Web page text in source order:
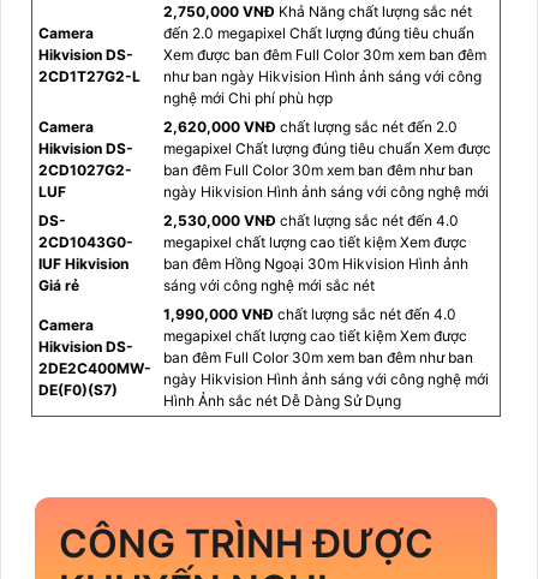
Camera
Hikvision DS-
2CD1T27G2-L
2,750,000 VNĐ Khả Năng chất lượng sắc nét
đến 2.0 megapixel Chất lượng đúng tiêu chuẩn
Xem được ban đêm Full Color 30m xem ban đêm
như ban ngày Hikvision Hình ảnh sáng với công
nghệ mới Chi phí phù hợp
Camera
Hikvision DS-
2CD1027G2-
LUF
2,620,000 VNĐ chất lượng sắc nét đến 2.0
megapixel Chất lượng đúng tiêu chuẩn Xem được
ban đêm Full Color 30m xem ban đêm như ban
ngày Hikvision Hình ảnh sáng với công nghệ mới
DS-
2CD1043G0-
IUF Hikvision
Giá rẻ
2,530,000 VNĐ chất lượng sắc nét đến 4.0
megapixel chất lượng cao tiết kiệm Xem được
ban đêm Hồng Ngoại 30m Hikvision Hình ảnh
sáng với công nghệ mới sắc nét
Camera
Hikvision DS-
2DE2C400MW-
DE(F0)(S7)
1,990,000 VNĐ chất lượng sắc nét đến 4.0
megapixel chất lượng cao tiết kiệm Xem được
ban đêm Full Color 30m xem ban đêm như ban
ngày Hikvision Hình ảnh sáng với công nghệ mới
Hình Ảnh sắc nét Dễ Dàng Sử Dụng
CÔNG TRÌNH ĐƯỢC